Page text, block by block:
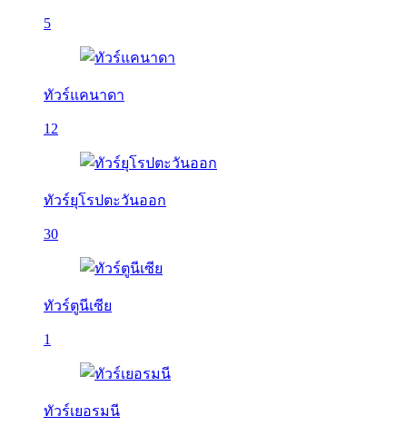
5
ทัวร์แคนาดา
12
ทัวร์ยุโรปตะวันออก
30
ทัวร์ตูนีเซีย
1
ทัวร์เยอรมนี